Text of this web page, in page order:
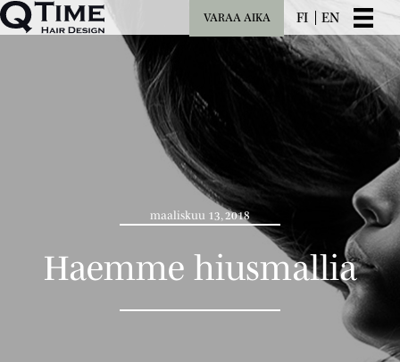
VARAA AIKA FI EN
maaliskuu 13, 2018
Haemme hiusmallia